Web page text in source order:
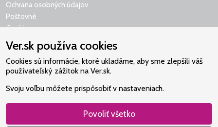
Ochrana osobných údajov
Poštovné
Cookies
Naše srdce je v Martindome.
Podporujeme aktivity spoločenstva,
ktoré pomáha nájsť vzťah s Bohom.
Ver.sk používa cookies
Cookies sú informácie, ktoré ukladáme, aby sme zlepšili váš
používateľský zážitok na Ver.sk.
Svoju voľbu môžete prispôsobiť v nastaveniach.
Povoliť všetko